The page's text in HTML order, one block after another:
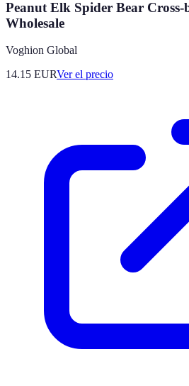
Peanut Elk Spider Bear
Wholesale
Voghion Global
14.15 EURVer el precio